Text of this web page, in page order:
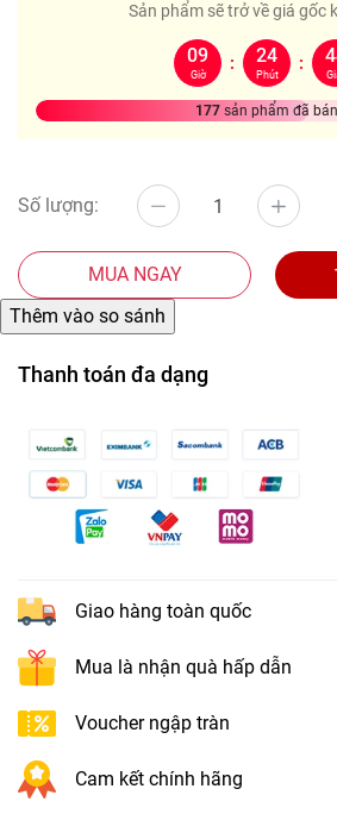
Sản phẩm sẽ trở về giá gốc
09
Giờ
: 24
Phút
:
177 sản phẩm đã bán
Số lượng:
MUA NGAY
Thanh toán đa dạng
Giao hàng toàn quốc
Mua là nhận quà hấp dẫn
Voucher ngập tràn
Cam kết chính hãng